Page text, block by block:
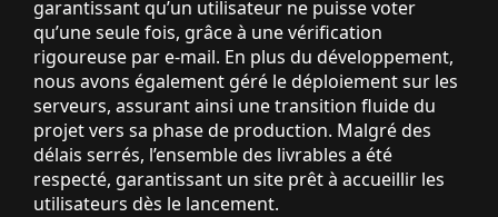
garantissant qu’un utilisateur ne puisse voter
qu’une seule fois, grâce à une vérification
rigoureuse par e-mail. En plus du développement,
nous avons également géré le déploiement sur les
serveurs, assurant ainsi une transition fluide du
projet vers sa phase de production. Malgré des
délais serrés, l’ensemble des livrables a été
respecté, garantissant un site prêt à accueillir les
utilisateurs dès le lancement.